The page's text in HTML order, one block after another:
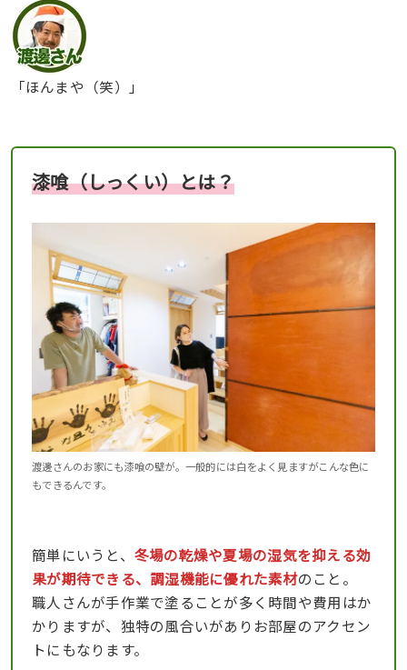
「ほんまや（笑）」
漆喰（しっくい）とは？
渡邊さんのお家にも漆喰の壁が。一般的には白をよく見ますがこんな色に
もできるんです。
簡単にいうと、 冬場の乾燥や夏場の湿気を抑える効
果が期待できる、調湿機能に優れた素材のこと。
職人さんが手作業で塗ることが多く時間や費用はか
かりますが、独特の風合いがありお部屋のアクセン
トにもなります。